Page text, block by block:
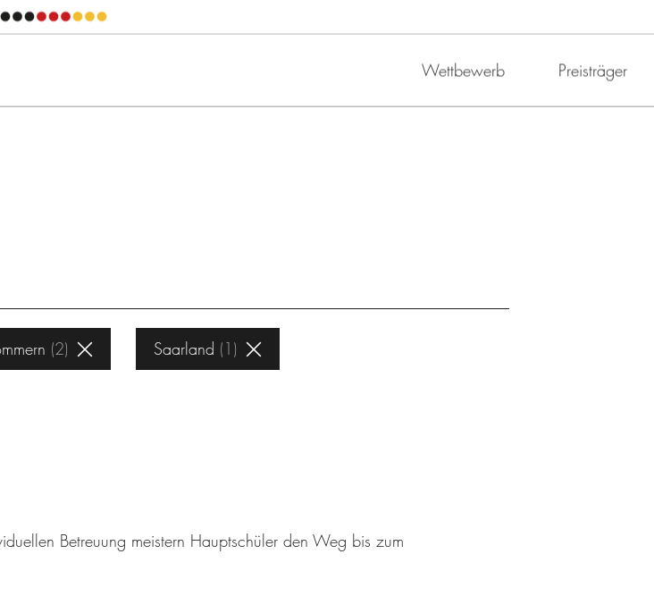
Wettbewerb Preisträger
2 Saarland 1
Betreuung meistern Hauptschüler den Weg bis zum